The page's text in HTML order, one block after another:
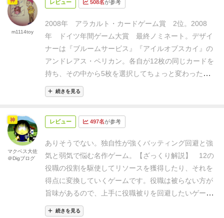
ムは、あんまりないこともあり、拡張も遊んだことな
気になる（笑）弱点は、バッティング系なので、仕方
ないのだが、MAXプレイ人数の5人でないと面白さの
真価が発揮されないところ。他の人数で遊ぶと、評価
がかなり下がるのは間違いないだろう。まとめると、
5人でやりごたえのある中量級ゲームがやりたいとき
に選択肢としてありといった感じかな。
感じるゲームなので、ユーロゲームが好きだけど、や
ったことない人は試しにやってみるのもいいんじゃな
いでしょうか。
ションがあるのですがカードに記載がないのでついつ
い忘れそうになるので【注意】です。4人以上メンツ
がそろうなら買って間違いなし！の名作です
ッティングの際に後手番がどちらかを選ぶ。プレイ人
変わってくるのも面白いポイント。 ④後手番のバッテ
ィング宣言時、さらに後手番の人がアクションか支持
を宣言する前に有無を言っちゃう時が多々ありました
ので、初プレイの方とはひと手番ずつゆっくりプレイ
するのがおすすめです。ブルームサービス とどちらを
買うか悩んでいたが、よりシンプルそうなこちらを購
ので、名前だけでも日本語化しておいた方が良いか
も。
レビュー 508名が参考
2008年 アラカルト・カードゲーム賞 2位。2008
年 ドイツ年間ゲーム大賞 最終ノミネート。 デザイ
ナーは『ブルームサービス』『アイルオブスカイ』の
アンドレアス・ペリカン。 各自が12枚の同じカードを
持ち、その中から5枚を選択してちょっと変わったト
リックテイキングをおこなう。
緑、白、赤の資源をもらう。
う。 お金を売って資源をもらう。
う。
プレイヤーがもっている資源 の1/4をもら
う。 5 灰 1枚ランダムにカードをめくって上記
1,2,3あたりの効果をもらう。 スタピーは5枚カードの
内1枚を強気（効果が強い）で出さなければならな
い。次の人はスタピーと同じカードがなければパスを
宣言する。
続きを見る
m1114toy
レビュー 497名が参考
ありそうでない。独自性が強くバッティング回避と強
気と弱気で悩む名作ゲーム。
【ざっくり解説】
12の
役職の役割を駆使してリソースを獲得したり、それを
得点に変換していくゲームです。 役職は被らない方が
旨味があるので、
上手に役職被りを回避したいゲーム
です。役職の能力には大雑把に言えば
続きを見る
神
マクベス大佐
＠Digブログ